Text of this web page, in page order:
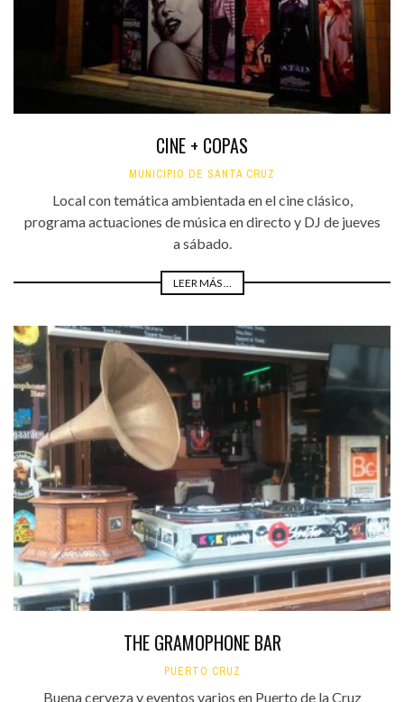
CINE + COPAS
MUNICIPIO DE SANTA CRUZ
Local con temática ambientada en el cine clásico,
programa actuaciones de música en directo y DJ de jueves
a sábado.
LEER MÁS ...
THE GRAMOPHONE BAR
PUERTO CRUZ
Buena cerveza y eventos varios en Puerto de la Cruz